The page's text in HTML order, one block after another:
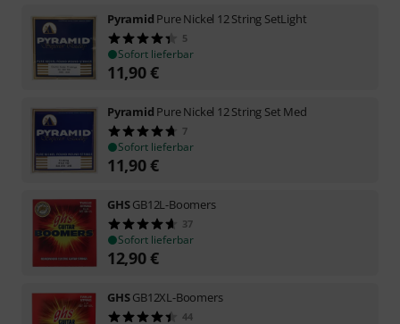
Pyramid Pure Nickel 12 String SetLight
5
Sofort lieferbar
11,90€
Pyramid Pure Nickel 12 String Set Med
7
Sofort lieferbar
11,90€
GHSGB12L-Boomers
37
Sofort lieferbar
12,90€
GHSGB12XL-Boomers
44